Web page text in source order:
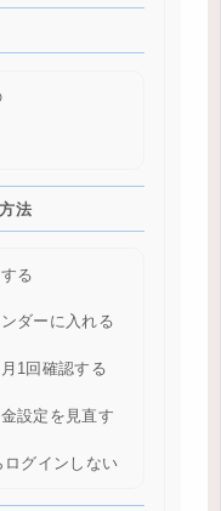
法
る
ダーに入れる
1回確認する
設定を見直す
グインしない